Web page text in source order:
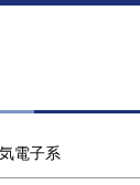
電子系